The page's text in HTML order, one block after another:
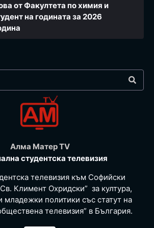
от Факултета по химия и
на годината за 2026
Алма Матер TV
студентска телевизия
телевизия към Софийски
Климент Охридски” за култура,
младежки политики със статут на
телевизия” в България.